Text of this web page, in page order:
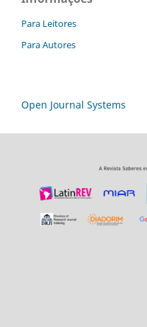
Para Leitores
Para Autores
Open Journal Systems